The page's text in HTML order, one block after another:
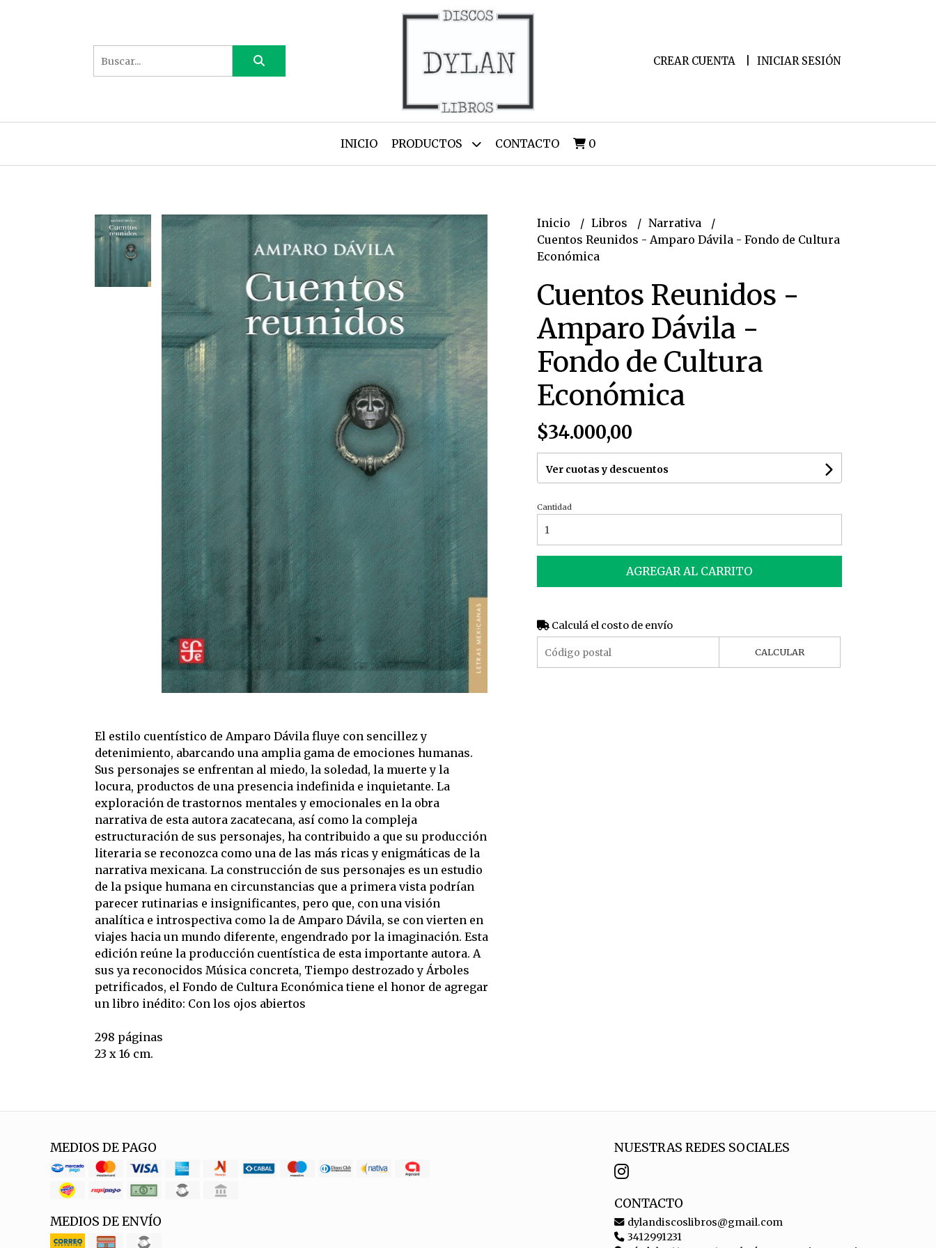
CREAR CUENTA INICIAR SESIÓN
INICIO PRODUCTOS CONTACTO 0
El estilo cuentístico de Amparo Dávila fluye con sencillez y
detenimiento, abarcando una amplia gama de emociones humanas.
Sus personajes se enfrentan al miedo, la soledad, la muerte y la
locura, productos de una presencia indefinida e inquietante. La
exploración de trastornos mentales y emocionales en la obra
narrativa de esta autora zacatecana, así como la compleja
estructuración de sus personajes, ha contribuido a que su producción
literaria se reconozca como una de las más ricas y enigmáticas de la
narrativa mexicana. La construcción de sus personajes es un estudio
de la psique humana en circunstancias que a primera vista podrían
parecer rutinarias e insignificantes, pero que, con una visión
analítica e introspectiva como la de Amparo Dávila, se con vierten en
viajes hacia un mundo diferente, engendrado por la imaginación. Esta
edición reúne la producción cuentística de esta importante autora. A
sus ya reconocidos Música concreta, Tiempo destrozado y Árboles
petrificados, el Fondo de Cultura Económica tiene el honor de agregar
un libro inédito: Con los ojos abiertos
298 páginas
23 x 16 cm.
Inicio Libros
Narrativa
Cuentos Reunidos - Amparo Dávila - Fondo de Cultura
Económica
Cuentos Reunidos -
Amparo Dávila -
Fondo de Cultura
Económica
$34.000,00
Ver cuotas y descuentos
Cantidad
AGREGAR AL CARRITO
Calculá el costo de envío
CALCULAR
MEDIOS DE PAGO
MEDIOS DE ENVÍO
NUESTRAS REDES SOCIALES
CONTACTO
dylandiscoslibros@gmail.com
3412991231